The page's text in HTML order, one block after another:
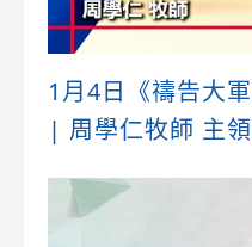
1月4日《禱告大
| 周學仁牧師 主